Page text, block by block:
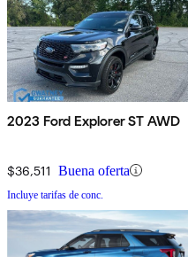
2023 Ford Explorer ST AWD
$36,511 Buena oferta
Incluye tarifas de conc.